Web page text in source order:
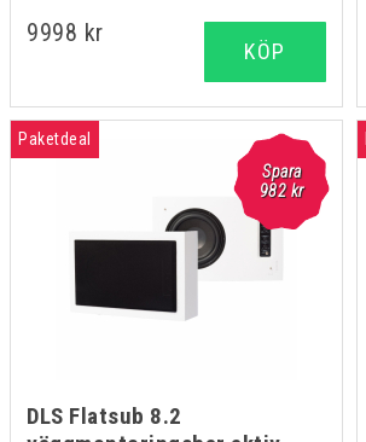
9998 kr
KÖP
Spara
982 kr
Paketdeal
DLS Flatsub 8.2